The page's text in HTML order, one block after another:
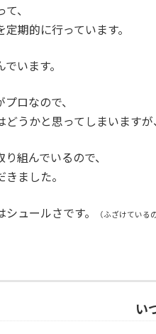
、
期的に行っています。
います。
ロなので、
うかと思ってしまいますが、
組んでいるので、
ました。
ュールさです。 （ふざけている
い